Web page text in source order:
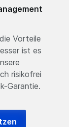
Vorteile
ist es
risikofrei
Garantie.